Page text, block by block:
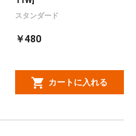
スタンダード
￥480
カートに入れる